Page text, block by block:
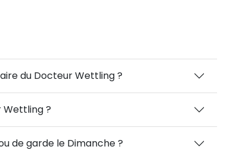
du Docteur Wettling ?
Wettling ?
de garde le Dimanche ?